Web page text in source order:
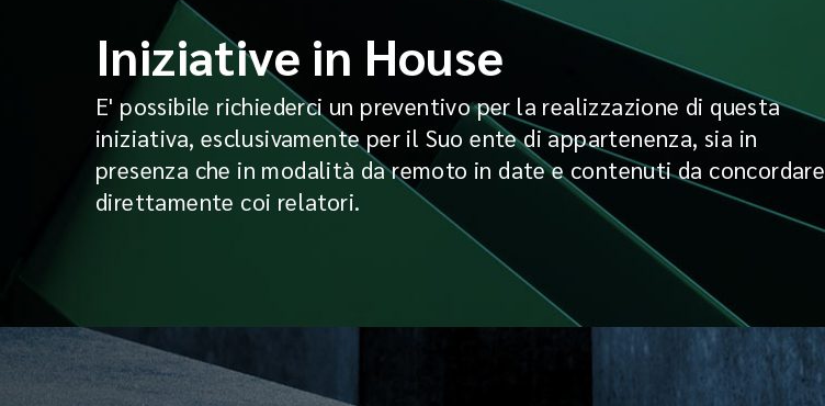
Iniziative in House
E' possibile richiederci un preventivo per la realizzazione di questa
iniziativa, esclusivamente per il Suo ente di appartenenza, sia in
presenza che in modalità da remoto in date e contenuti da concordare
direttamente coi relatori.